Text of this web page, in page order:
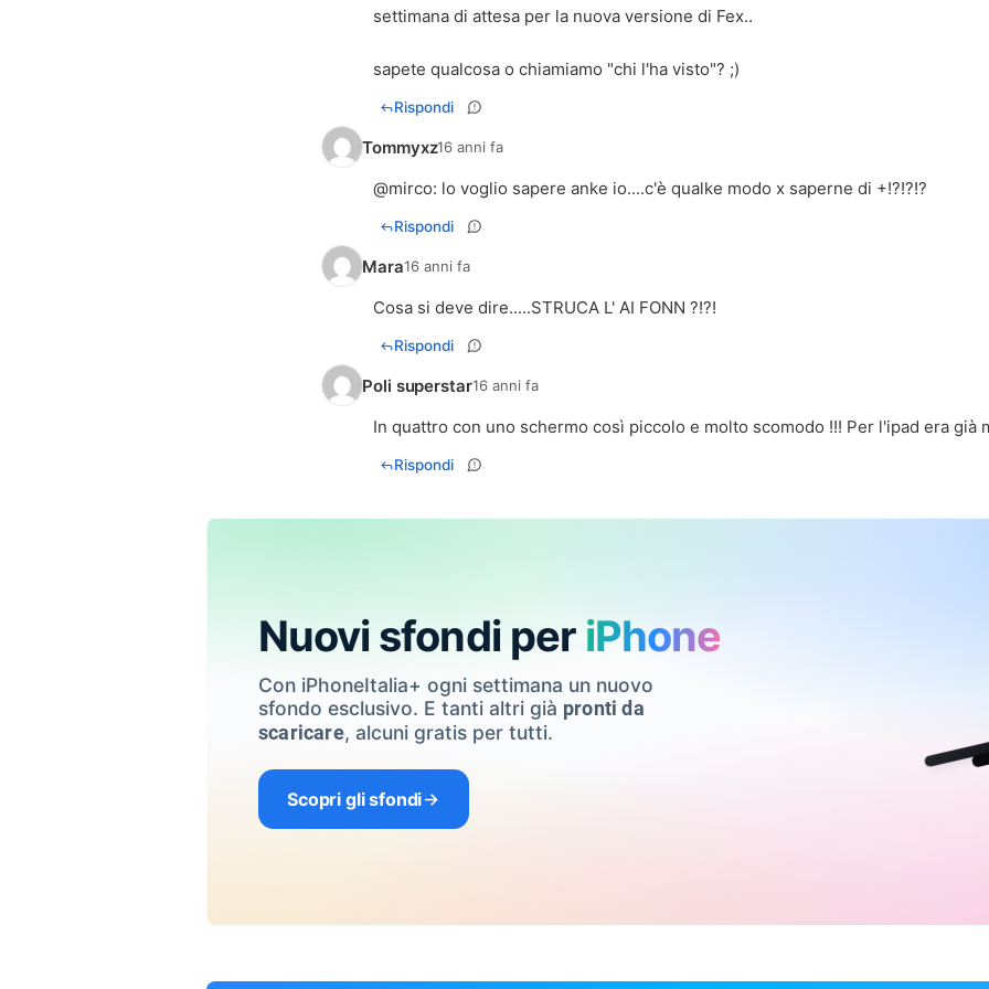
settimana di attesa per la nuova versione di Fex..
sapete qualcosa o chiamiamo "chi l'ha visto"? ;)
Rispondi
Tommyxz16 anni fa
@mirco: lo voglio sapere anke io....c'è qualke modo x saperne di +!?!?!?
Rispondi
Mara16 anni fa
Cosa si deve dire.....STRUCA L' AI FONN ?!?!
Rispondi
Poli superstar16 anni fa
In quattro con uno schermo così piccolo e molto scomodo !!! Per l'ipad era già
Rispondi
Nuovi sfondi per iPhone
Con iPhoneItalia+ ogni settimana un nuovo
sfondo esclusivo. E tanti altri già pronti da
scaricare, alcuni gratis per tutti.
Scopri gli sfondi